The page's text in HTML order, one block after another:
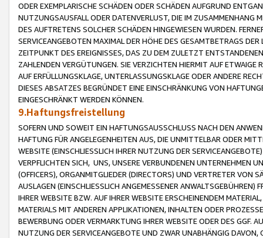
ODER EXEMPLARISCHE SCHÄDEN ODER SCHÄDEN AUFGRUND
NUTZUNGSAUSFALL ODER DATENVERLUST, DIE IM ZUSAMMENHANG
DES AUFTRETENS SOLCHER SCHÄDEN HINGEWIESEN WURDEN.
SERVICEANGEBOTEN MAXIMAL DER HÖHE DES GESAMTBETRAGS
ZEITPUNKT DES EREIGNISSES, DAS ZU DEM ZULETZT
ZAHLENDEN VERGÜTUNGEN. SIE VERZICHTEN HIERMIT AUF
AUF ERFÜLLUNGSKLAGE, UNTERLASSUNGSKLAGE ODER ANDERE
DIESES ABSATZES BEGRÜNDET EINE EINSCHRÄNKUNG VON
EINGESCHRÄNKT WERDEN KÖNNEN.
9.Haftungsfreistellung
SOFERN UND SOWEIT EIN HAFTUNGSAUSSCHLUSS NACH DEN
HAFTUNG FÜR ANGELEGENHEITEN AUS, DIE UNMITTELBAR ODER
WEBSITE (EINSCHLIESSLICH IHRER NUTZUNG DER
VERPFLICHTEN SICH, UNS, UNSERE VERBUNDENEN UNTERNEHMEN
(OFFICERS), ORGANMITGLIEDER (DIRECTORS) UND VERTRETER VON
AUSLAGEN (EINSCHLIESSLICH ANGEMESSENER
IHRER WEBSITE BZW. AUF IHRER WEBSITE ERSCHEINENDEM
MATERIALS MIT ANDEREN APPLIKATIONEN, INHALTEN ODER
BEWERBUNG ODER VERMARKTUNG IHRER WEBSITE ODER DES GGF.
NUTZUNG DER SERVICEANGEBOTE UND ZWAR UNABHÄNGIG